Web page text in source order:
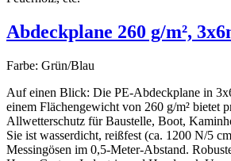
Abdeckplane 260 g/m²,
Farbe: Grün/Blau
Auf einen Blick: Die PE-Abdeckplane in
einem Flächengewicht von 260 g/m² bietet
Allwetterschutz für Baustelle, Boot,
Sie ist wasserdicht, reißfest (ca. 1200 N/5
Messingösen im 0,5-Meter-Abstand.